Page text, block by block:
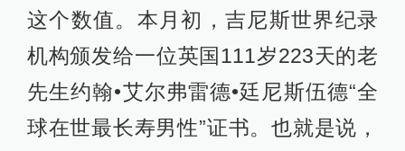
这个数值。本月初，吉尼斯世界纪录
机构颁发给一位英国111岁223天的老
先生约翰•艾尔弗雷德•廷尼斯伍德“全
球在世最长寿男性”证书。也就是说，